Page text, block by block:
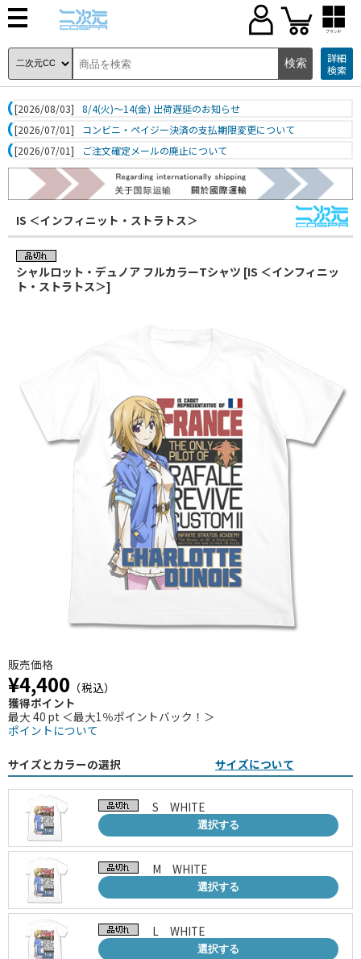
ブランド
詳細
検索
[2026/08/03]
8/4(火)～14(金) 出荷遅延のお知らせ
[2026/07/01]
コンビニ・ペイジー決済の支払期限変更について
[2026/07/01]
ご注文確定メールの廃止について
IS ＜インフィニット・ストラトス＞
シャルロット・デュノア フルカラーTシャツ [IS ＜インフィニッ
ト・ストラトス＞]
販売価格
¥4,400 （税込）
獲得ポイント
最大 40 pt ＜最大1％ポイントバック！＞
ポイントについて
サイズとカラーの選択 サイズについて
S WHITE
選択する
M WHITE
選択する
L WHITE
選択する